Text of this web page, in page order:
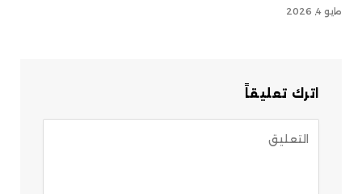
مايو 4, 2026
اترك تعليقاً